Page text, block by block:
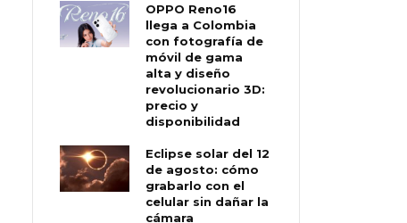
OPPO Reno16
llega a Colombia
con fotografía de
móvil de gama
alta y diseño
revolucionario 3D:
precio y
disponibilidad
Eclipse solar del 12
de agosto: cómo
grabarlo con el
celular sin dañar la
cámara